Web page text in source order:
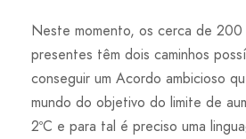
Neste momento, os cerca de 200
presentes têm dois caminhos
conseguir um Acordo ambicioso
mundo do objetivo do limite de
2ºC e para tal é preciso uma